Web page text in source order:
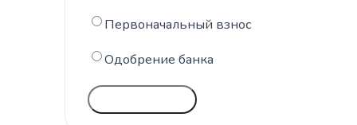
Первоначальный взнос
Одобрение банка